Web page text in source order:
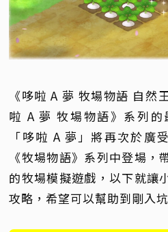
《哆啦 A 夢 牧場物語 自然
啦 A 夢 牧場物語》系列
「哆啦 A 夢」將再次於廣
《牧場物語》系列中登場，
的牧場模擬遊戲，以下就讓
攻略，希望可以幫助到剛入